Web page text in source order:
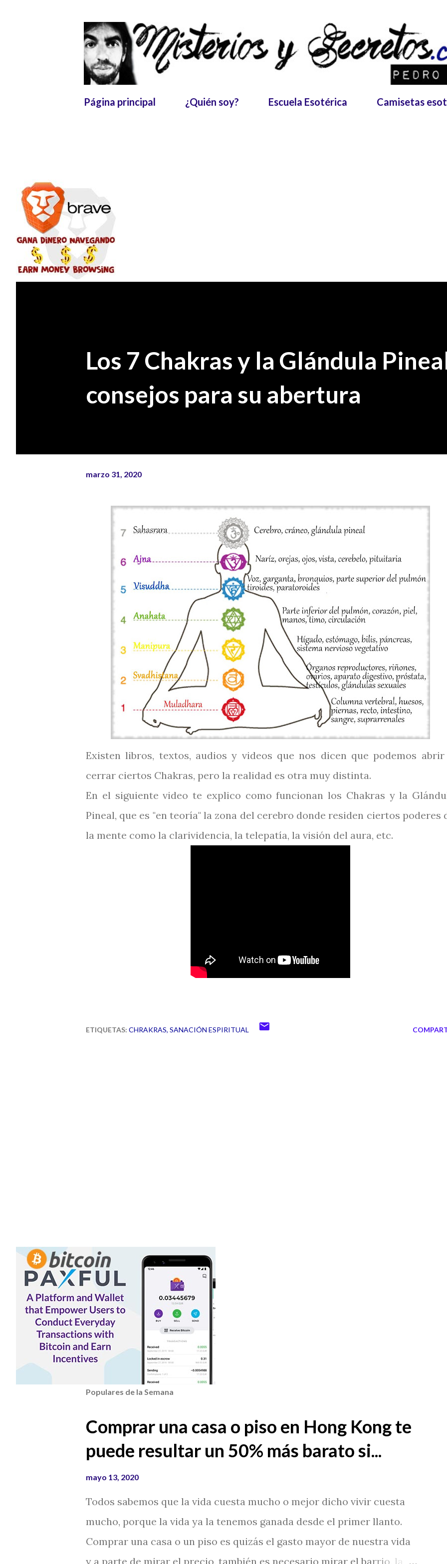
Página principal ¿Quién soy? Escuela Esotérica Camisetas
Los 7 Chakras y la Glándula
consejos para su abertura
marzo 31, 2020
Existen libros, textos, audios y videos que nos dicen que podemos
cerrar ciertos Chakras, pero la realidad es otra muy distinta.
En el siguiente video te explico como funcionan los Chakras y la
Pineal, que es "en teoría" la zona del cerebro donde residen ciertos poderes
la mente como la clarividencia, la telepatía, la visión del aura, etc.
ETIQUETAS: CHRAKRAS SANACIÓN ESPIRITUAL
Populares de la Semana
Comprar una casa o piso en Hong Kong te
puede resultar un 50% más barato si...
mayo 13, 2020
Todos sabemos que la vida cuesta mucho o mejor dicho vivir cuesta
mucho, porque la vida ya la tenemos ganada desde el primer llanto.
Comprar una casa o un piso es quizás el gasto mayor de nuestra vida
y a parte de mirar el precio, también es necesario mirar el barrio, la